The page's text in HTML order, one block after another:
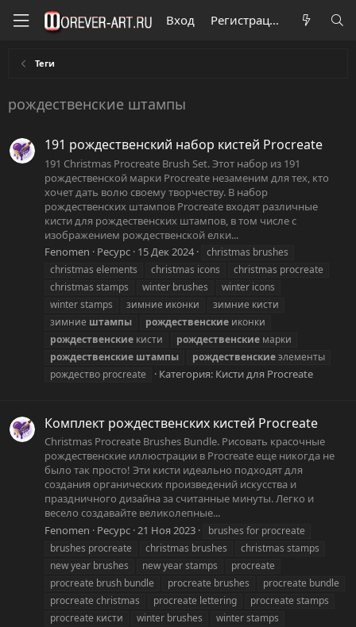
Вход Регистрация
Теги
рождественские штампы
191 рождественский набор кистей Procreate
191 Christmas Procreate Brush Set. Этот набор из 191
рождественской марки Procreate незаменим для тех, кто
хочет дать волю своему творчеству. В набор
рождественских штампов Procreate входят различные
кисти для рождественских штампов, в том числе с
изображением рождественской елки...
Fenomen
Ресурс 15 Дек 2024
christmas brushes
christmas elements
christmas icons
christmas procreate
christmas stamps
winter brushes
winter icons
winter stamps
зимние иконки
зимние кисти
зимние штампы рождественские иконки
рождественские кисти рождественские марки
рождественские штампы рождественскиеэлементы
рождество procreate
Категория: Кисти для Procreate
Комплект рождественских кистей Procreate
Christmas Procreate Brushes Bundle. Рисовать красочные
рождественские иллюстрации в Procreate еще никогда не
было так просто! Эти кисти идеально подходят для
создания органических произведений искусства и
праздничного дизайна за считанные минуты. Легко и
весело создавайте великолепные...
Fenomen
Ресурс 21 Ноя 2023
brushes for procreate
brushes procreate
christmas brushes
christmas stamps
new year brushes
new year stamps
procreate
procreate brush bundle
procreate brushes
procreate bundle
procreate christmas
procreate lettering
procreate stamps
procreate кисти
winter brushes
winter stamps